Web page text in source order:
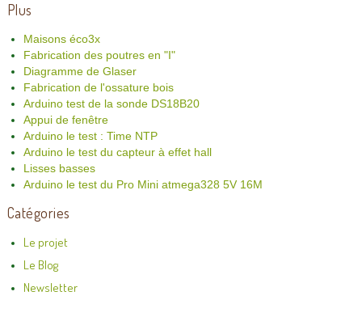
Plus
Maisons éco3x
Fabrication des poutres en "I"
Diagramme de Glaser
Fabrication de l'ossature bois
Arduino test de la sonde DS18B20
Appui de fenêtre
Arduino le test : Time NTP
Arduino le test du capteur à effet hall
Lisses basses
Arduino le test du Pro Mini atmega328 5V 16M
Catégories
Le projet
Le Blog
Newsletter